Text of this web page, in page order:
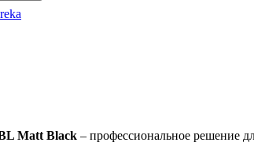
Matt Black – профессиональное решение